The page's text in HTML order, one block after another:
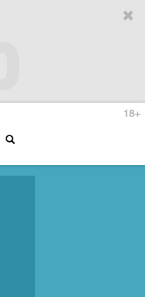
18+